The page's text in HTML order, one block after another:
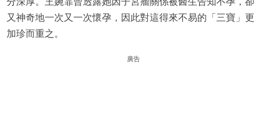
又神奇地一次又一次懷孕，因此對這得來不易的「三寶」更
加珍而重之。
廣告